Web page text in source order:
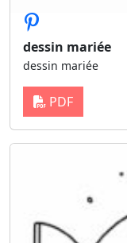
dessin mariée
dessin mariée
PDF